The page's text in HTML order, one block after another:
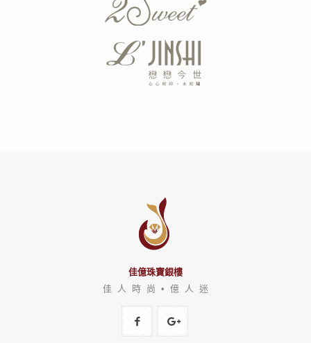
佳億珠寶銀樓
佳 人 時 尚 • 億 人 迷